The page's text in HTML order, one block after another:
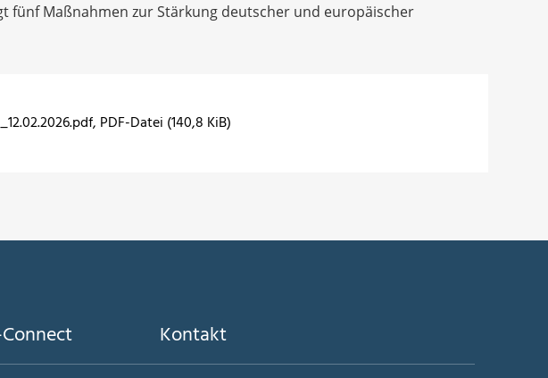
fünf Maßnahmen zur Stärkung deutscher und europäischer
, PDF-Datei (140,8 KiB)
Kontakt